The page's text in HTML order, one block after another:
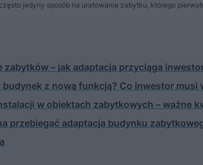
jedyny sposób na uratowanie zabytku, którego
zabytków – jak adaptacja przyciąga
z nową funkcją? Co inwestor musi
w obiektach zabytkowych – ważne
przebiegać adaptacja budynku